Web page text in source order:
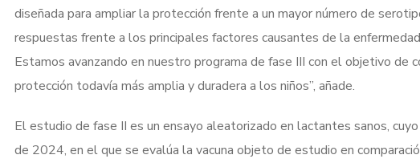
diseñada para ampliar la protección frente a un mayor número de
respuestas frente a los principales factores causantes de la
Estamos avanzando en nuestro programa de fase III con el objetivo de
protección todavía más amplia y duradera a los niños”, añade.
El estudio de fase II es un ensayo aleatorizado en lactantes sanos,
de 2024, en el que se evalúa la vacuna objeto de estudio en